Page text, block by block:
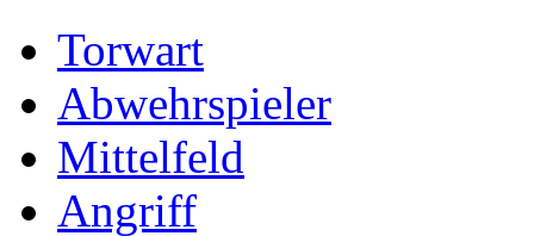
Torwart
Abwehrspieler
Mittelfeld
Angriff